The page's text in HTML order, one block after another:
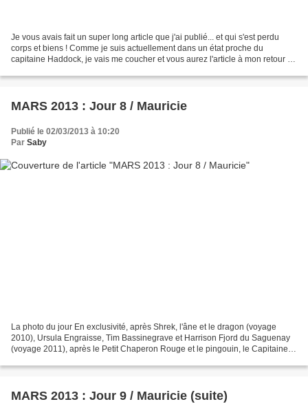
Je vous avais fait un super long article que j'ai publié... et qui s'est perdu
corps et biens ! Comme je suis actuellement dans un état proche du
capitaine Haddock, je vais me coucher et vous aurez l'article à mon retour en
MARS 2013 : Jour 8 / Mauricie
Publié le 02/03/2013 à 10:20
Par Saby
La photo du jour En exclusivité, après Shrek, l'âne et le dragon (voyage
2010), Ursula Engraisse, Tim Bassinegrave et Harrison Fjord du Saguenay
(voyage 2011), après le Petit Chaperon Rouge et le pingouin, le Capitaine
MARS 2013 : Jour 9 / Mauricie (suite)